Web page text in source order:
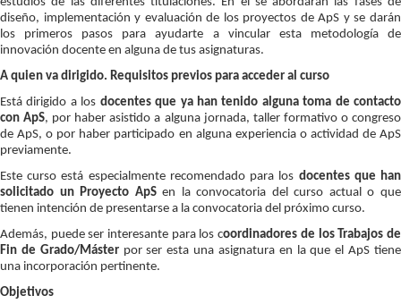
diseño, implementación y evaluación de los proyectos de ApS y se darán
los primeros pasos para ayudarte a vincular esta metodología de
innovación docente en alguna de tus asignaturas.
A quien va dirigido. Requisitos previos para acceder al curso
Está dirigido a los docentes que ya han tenido alguna toma de contacto
con ApS, por haber asistido a alguna jornada, taller formativo o congreso
de ApS, o por haber participado en alguna experiencia o actividad de ApS
previamente.
Este curso está especialmente recomendado para los docentes que han
solicitado un Proyecto ApSen la convocatoria del curso actual o que
tienen intención de presentarse a la convocatoria del próximo curso.
Además, puede ser interesante para los coordinadores de los Trabajos de
Fin de Grado/Másterpor ser esta una asignatura en la que el ApS tiene
una incorporación pertinente.
Objetivos